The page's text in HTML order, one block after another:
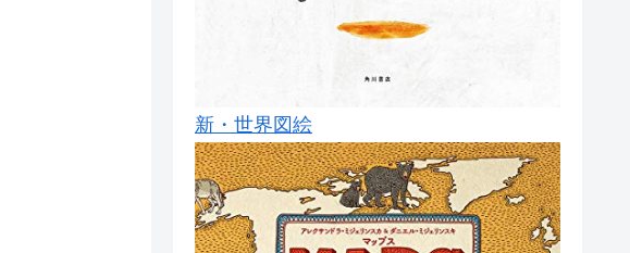
新・世界図絵